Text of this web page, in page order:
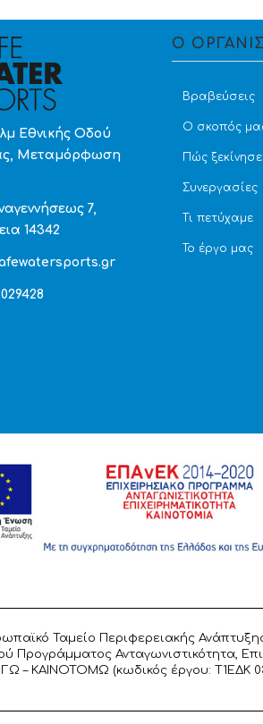
Εθνικής Οδού
Μεταμόρφωση
7,
14342
Ο
Βραβεύσεις
Ο σκοπός
Πώς ξεκίνησε
Συνεργασίες
Τι πετύχαμε
Το έργο μας
Ταμείο Περιφερειακής
Προγράμματος Ανταγωνιστικότητα,
– ΚΑΙΝΟΤΟΜΩ (κωδικός έργου: T1ΕΔΚ